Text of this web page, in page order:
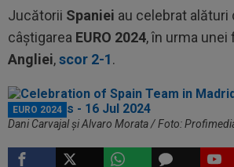
Jucătorii Spaniei au celebrat alături
câștigarea EURO 2024, în urma unei
Angliei,scor 2-1.
EURO 2024
Dani Carvajal și Alvaro Morata / Foto: